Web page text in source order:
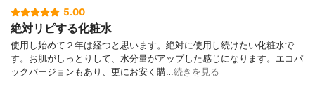
5.00
絶対リピする化粧水
使用し始めて２年は経つと思います。絶対に使用し続けたい化粧水で
す。お肌がしっとりして、水分量がアップした感じになります。エコパ
ックバージョンもあり、更にお安く購…続きを見る